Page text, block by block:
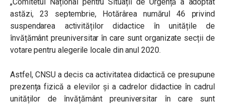
astăzi, 23 septembrie, Hotărârea numărul 46 privind
suspendarea activităților didactice în unitățile de
învățământ preuniversitar în care sunt organizate secții de
votare pentru alegerile locale din anul 2020.
Astfel, CNSU a decis ca activitatea didactică ce presupune
prezența fizică a elevilor și a cadrelor didactice în cadrul
unităților de învățământ preuniversitar în care sunt